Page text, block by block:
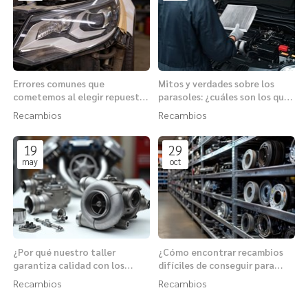
Errores comunes que
cometemos al elegir repuestos
para el sistema de iluminación
Recambios
Mitos y verdades sobre los
parasoles: ¿cuáles son los que
más bajan la temperatura?
Recambios
19
may
¿Por qué nuestro taller
garantiza calidad con los
recambios para coche Aser?
Recambios
29
oct
¿Cómo encontrar recambios
difíciles de conseguir para
vehículos antiguos?
Recambios